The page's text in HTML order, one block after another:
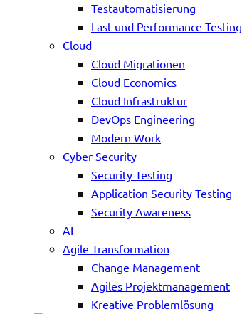
Testautomatisierung
Last und Performance Testing
Cloud
Cloud Migrationen
Cloud Economics
Cloud Infrastruktur
DevOps Engineering
Modern Work
Cyber Security
Security Testing
Application Security Testing
Security Awareness
AI
Agile Transformation
Change Management
Agiles Projektmanagement
Kreative Problemlösung